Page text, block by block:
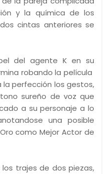
y la química de los
cintas anteriores se
del agente K en su
robando la película
perfección los gestos,
sureño de voz que
a su personaje a lo
una posible
como Mejor Actor de
trajes de dos piezas,